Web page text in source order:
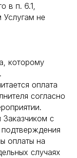
в п. 6.1,
Услугам не
которому
оплата
согласно
Заказчиком с
оплаты на
случаях